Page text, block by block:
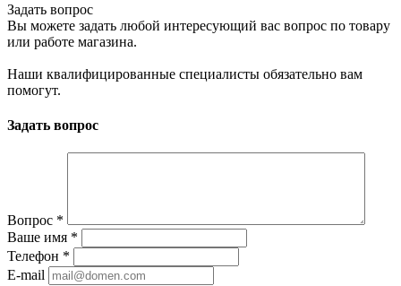
Задать вопрос
Вы можете задать любой интересующий вас вопрос по товару
или работе магазина.
Наши квалифицированные специалисты обязательно вам
помогут.
Задать вопрос
Вопрос *
Ваше имя *
Телефон *
E-mail